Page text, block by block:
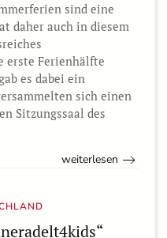
sind eine
daher auch in diesem
erste Ferienhälfte
es dabei ein
sich einen
Sitzungssaal des
weiterlesen